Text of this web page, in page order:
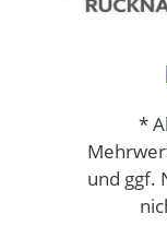
*
und ggf.